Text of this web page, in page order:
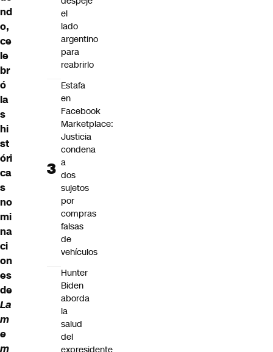
nd
o,
ce
le
br
ó
la
s
hi
st
óri
ca
s
no
mi
na
ci
on
es
de
La
m
e
m
el
lado
argentino
para
reabrirlo
Estafa
en
Facebook
Marketplace:
Justicia
condena
a
dos
sujetos
por
compras
falsas
de
vehículos
Hunter
Biden
aborda
la
salud
del
expresidente